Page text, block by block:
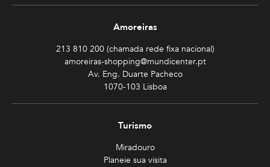
Amoreiras
213 810 200 (chamada rede fixa nacional)
amoreiras-shopping@mundicenter.pt
Av. Eng. Duarte Pacheco
1070-103 Lisboa
Turismo
Miradouro
Planeie sua visita